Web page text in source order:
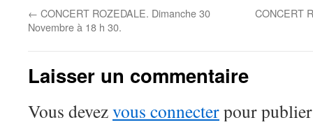
← CONCERT ROZEDALE. Dimanche 30
Novembre à 18 h 30.
CONCERT
Laisser un commentaire
Vous devezvous connecterpour